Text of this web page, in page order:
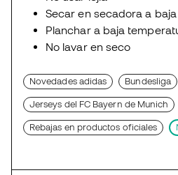
Secar en secadora a
Planchar a baja
No lavar en seco
Novedades adidas Bundesliga
Jerseys del FC Bayern de Munich
Rebajas en productos oficiales